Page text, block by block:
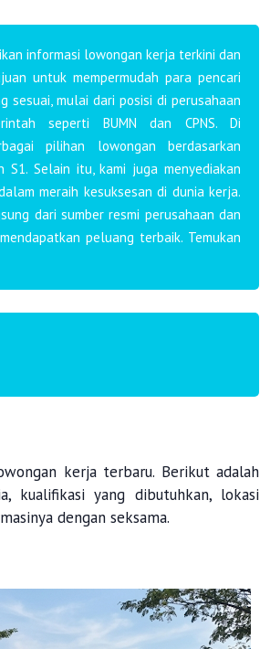
informasi lowongan kerja terkini dan
untuk mempermudah para pencari
sesuai, mulai dari posisi di perusahaan
seperti BUMN dan CPNS. Di
pilihan lowongan berdasarkan
S1. Selain itu, kami juga menyediakan
meraih kesuksesan di dunia kerja.
dari sumber resmi perusahaan dan
peluang terbaik. Temukan
kerja terbaru. Berikut adalah
kualifikasi yang dibutuhkan, lokasi
dengan seksama.